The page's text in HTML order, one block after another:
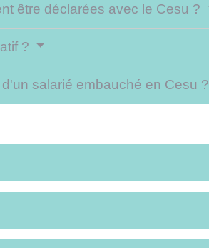
être déclarées avec le Cesu ?
?
salarié embauché en Cesu ?